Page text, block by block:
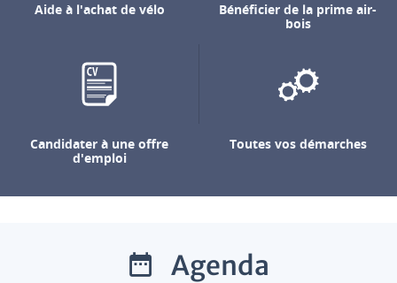
Aide à l'achat de vélo
Bénéficier de la prime air-
bois
Candidater à une offre
d'emploi
Toutes vos démarches
Agenda